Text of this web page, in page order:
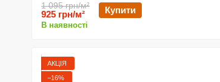
1 095 грн/м²
925 грн/м² Купити
В наявності
АКЦІЯ
−16%